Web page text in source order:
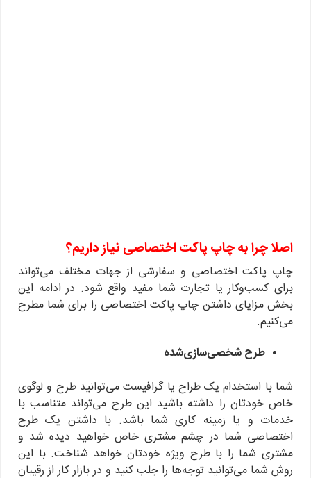
اصلا چرا به چاپ پاکت اختصاصی نیاز داریم؟
چاپ پاکت اختصاصی و سفارشی از جهات مختلف می‌تواند
برای کسب‌وکار یا تجارت شما مفید واقع شود. در ادامه این
بخش مزایای داشتن چاپ پاکت اختصاصی را برای شما مطرح
می‌کنیم.
طرح شخصی‌سازی‌شده
شما با استخدام یک طراح یا گرافیست می‌توانید طرح و لوگوی
خاص خودتان را داشته باشید این طرح می‌تواند متناسب با
خدمات و یا زمینه کاری شما باشد. با داشتن یک طرح
اختصاصی شما در چشم مشتری خاص خواهید دیده شد و
مشتری شما را با طرح ویژه خودتان خواهد شناخت. با این
روش شما می‌توانید توجه‌ها را جلب کنید و در بازار کار از رقیبان